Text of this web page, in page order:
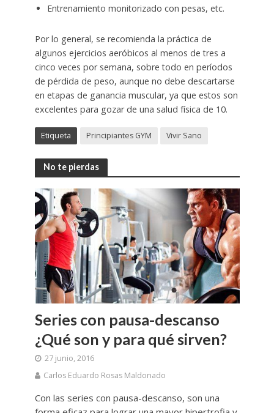
Entrenamiento monitorizado con pesas, etc.
Por lo general, se recomienda la práctica de
algunos ejercicios aeróbicos al menos de tres a
cinco veces por semana, sobre todo en períodos
de pérdida de peso, aunque no debe descartarse
en etapas de ganancia muscular, ya que estos son
excelentes para gozar de una salud física de 10.
Etiqueta Principiantes GYM Vivir Sano
No te pierdas
Series con pausa-descanso
¿Qué son y para qué sirven?
27 junio, 2016
Carlos Eduardo Rosas Maldonado
Con las series con pausa-descanso, son una